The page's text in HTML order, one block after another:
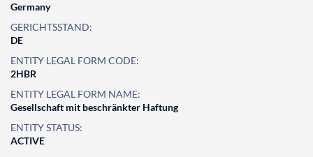
Germany
GERICHTSSTAND:
DE
ENTITY LEGAL FORM CODE:
2HBR
ENTITY LEGAL FORM NAME:
Gesellschaft mit beschränkter Haftung
ENTITY STATUS:
ACTIVE